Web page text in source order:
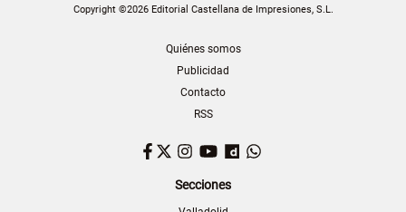
Copyright ©2026 Editorial Castellana de Impresiones, S.L.
Quiénes somos
Publicidad
Contacto
RSS
Facebook
TwitterInstagram
YouTubeDailymotion
Secciones